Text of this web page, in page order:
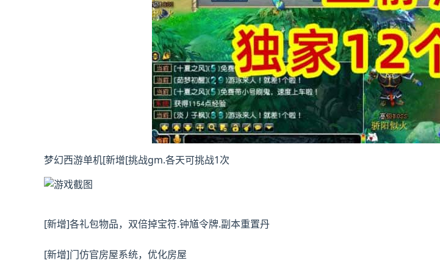
梦幻西游单机[新增[挑战gm.各天可挑战1次
[新增]各礼包物品，双倍掉宝符.钟馗令牌.副本重置丹
[新增]门仿官房屋系统，优化房屋